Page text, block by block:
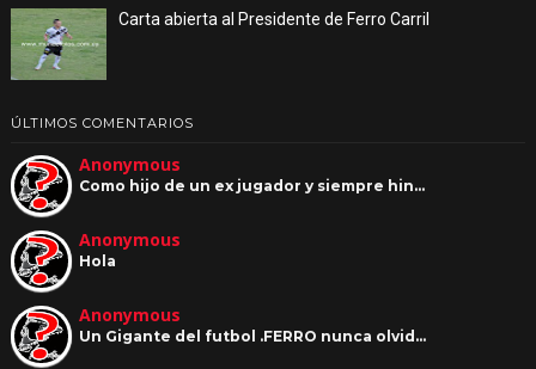
Carta abierta al Presidente de Ferro Carril
ÚLTIMOS COMENTARIOS
Anonymous
Como hijo de un ex jugador y siempre hin…
Anonymous
Hola
Anonymous
Un Gigante del futbol .FERRO nunca olvid…